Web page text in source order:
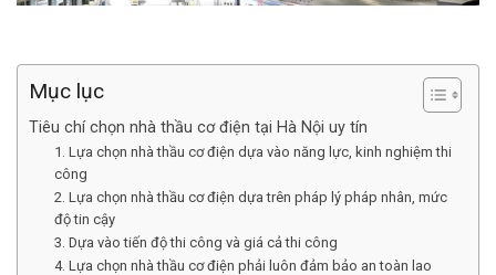
Mục lục
Tiêu chí chọn nhà thầu cơ điện tại Hà Nội uy tín
1. Lựa chọn nhà thầu cơ điện dựa vào năng lực, kinh nghiệm thi
công
2. Lựa chọn nhà thầu cơ điện dựa trên pháp lý pháp nhân, mức
độ tin cậy
3. Dựa vào tiến độ thi công và giá cả thi công
4. Lựa chọn nhà thầu cơ điện phải luôn đảm bảo an toàn lao